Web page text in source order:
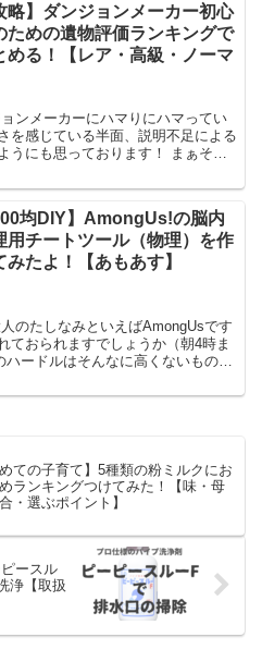
略】ダンジョンメーカー初心
ための遺物評価ランキングで
める！【レア・高級・ノーマ
ンメーカーにハマりにハマってい
を感じている半面、説明不足による
うにも思っております！ まぁその
均DIY】AmongUs!の脳内
用チートツール（物理）を作
みたよ！【あもあす】
のたしなみといえばAmongUsです
ておられますでしょうか（朝4時ま
ードルはそんなに高くないもの
めての子育て】5種類の粉ミルクにお
ランキングつけてみた！【味・母
・選ぶポイント】
ースル
浄【取扱